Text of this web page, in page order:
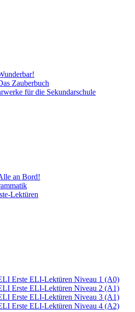
Zauberbuch
für die Sekundarschule
an Bord!
Lektüren
Erste ELI-Lektüren Niveau 1 (A0)
Erste ELI-Lektüren Niveau 2 (A1)
Erste ELI-Lektüren Niveau 3 (A1)
Erste ELI-Lektüren Niveau 4 (A2)